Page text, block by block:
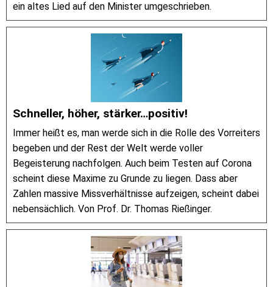
ein altes Lied auf den Minister umgeschrieben.
Schneller, höher, stärker…positiv!
Immer heißt es, man werde sich in die Rolle des Vorreiters
begeben und der Rest der Welt werde voller
Begeisterung nachfolgen. Auch beim Testen auf Corona
scheint diese Maxime zu Grunde zu liegen. Dass aber
Zahlen massive Missverhältnisse aufzeigen, scheint dabei
nebensächlich. Von Prof. Dr. Thomas Rießinger.